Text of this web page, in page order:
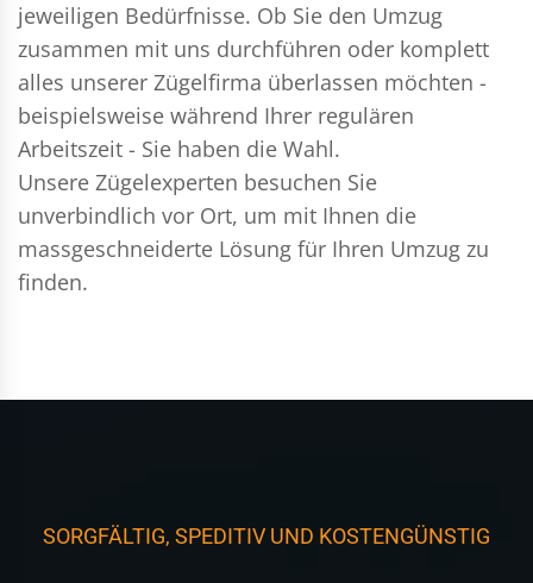
jeweiligen Bedürfnisse. Ob Sie den Umzug
zusammen mit uns durchführen oder komplett
alles unserer Zügelfirma überlassen möchten -
beispielsweise während Ihrer regulären
Arbeitszeit - Sie haben die Wahl.
Unsere Zügelexperten besuchen Sie
unverbindlich vor Ort, um mit Ihnen die
massgeschneiderte Lösung für Ihren Umzug zu
finden.
SORGFÄLTIG, SPEDITIV UND KOSTENGÜNSTIG